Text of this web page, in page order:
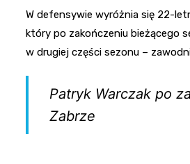
W defensywie wyróżnia się 22-
który po zakończeniu bieżącego
w drugiej części sezonu –
Patryk Warczak po
Zabrze